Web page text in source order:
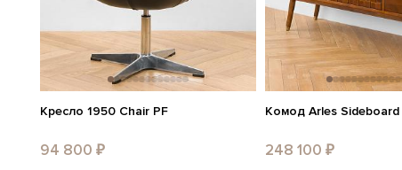
Кресло 1950 Chair PF
94 800 ₽
Комод Arles Sideboard
248 100 ₽